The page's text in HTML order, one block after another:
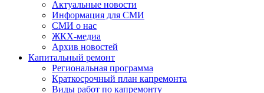
Актуальные новости
Информация для СМИ
СМИ о нас
ЖКХ-медиа
Архив новостей
Капитальный ремонт
Региональная программа
Краткосрочный план капремонта
Виды работ по капремонту